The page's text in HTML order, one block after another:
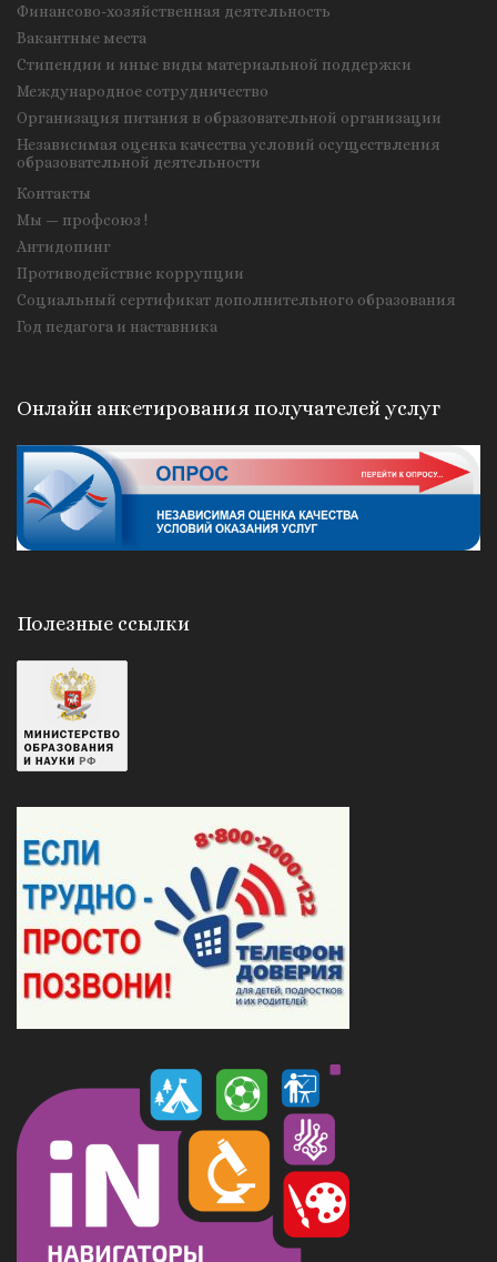
Финансово-хозяйственная деятельность
Вакантные места
Стипендии и иные виды материальной поддержки
Международное сотрудничество
Организация питания в образовательной организации
Независимая оценка качества условий осуществления
образовательной деятельности
Контакты
Мы — профсоюз !
Антидопинг
Противодействие коррупции
Социальный сертификат дополнительного образования
Год педагога и наставника
Онлайн анкетирования получателей услуг
Полезные ссылки